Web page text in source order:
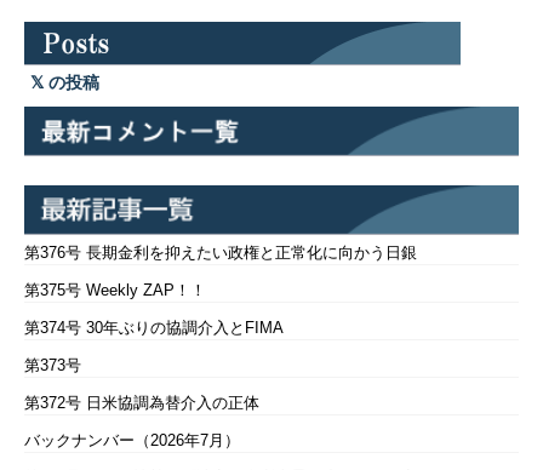
の投稿
第376号 長期金利を抑えたい政権と正常化に向かう日銀
第375号 Weekly ZAP！！
第374号 30年ぶりの協調介入とFIMA
第373号
第372号 日米協調為替介入の正体
バックナンバー（2026年7月）